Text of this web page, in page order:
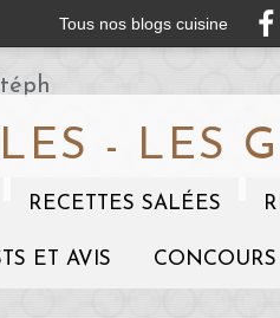
Tous nos blogs cuisine
- LES
RECETTES SALÉES
ET AVIS CONCOURS